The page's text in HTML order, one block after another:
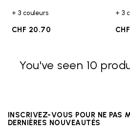
+ 3 couleurs
CHF 20.70
+ 3
You've seen 10
INSCRIVEZ-VOUS POUR NE PAS
DERNIÈRES NOUVEAUTÉS